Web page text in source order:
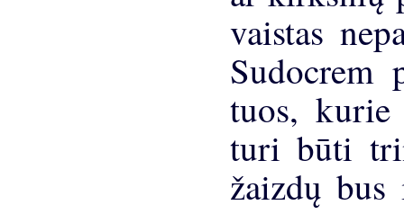
vaistas
Sudocrem
tuos, kurie
turi būti
žaizdų bus